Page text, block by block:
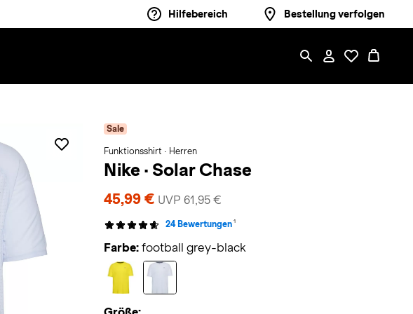
Hilfebereich Bestellung verfolgen
Sale
Funktionsshirt · Herren
Nike · Solar Chase
45,99 € UVP 61,95 €
24 Bewertungen 1
Farbe: football grey-black